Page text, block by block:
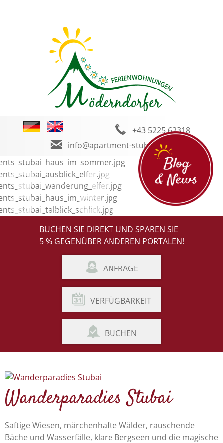
+43 5225 62318
info@apartment-stubai.com
Bildergalerie Wetter Facebook
Instagram
Blog und News
BUCHEN SIE DIREKT UND SPAREN SIE
5 % GEGENÜBER ANDEREN PORTALEN!
ANFRAGE
VERFÜGBARKEIT
BUCHEN
Wanderparadies Stubai
Saftige Wiesen, märchenhafte Wälder, rauschende
Bäche und Wasserfälle, klare Bergseen und die magische